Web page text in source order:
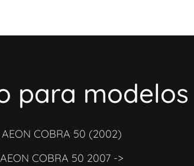
para modelos
AEON COBRA 50 (2002)
AEON COBRA 50 2007 ->